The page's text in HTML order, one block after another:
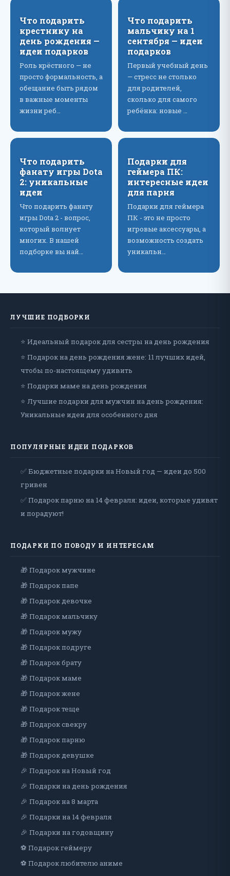
Что подарить
крестнику на
день рождения —
идеи подарков
Роль крёстного — не
просто формальность, а
обещание быть рядом
в важные моменты
жизни реб…
Что подарить
мальчику на 1
сентября — идеи
подарков
Первый учебный день
— стресс не столько
для родителей,
сколько для самого
ребёнка: новые …
Что подарить
фанату игры Dota
2: уникальные
идеи
Что подарить фанату
игры Dota 2 - вопрос,
который волнует
многих. В нашей
подборке вы най…
Подарки для
геймера ПК:
интересные идеи
для парня
Подарки для геймера
ПК - это не просто
игровые аксессуары, а
возможность создать
уникальн…
ЛУЧШИЕ ПОДБОРКИ
⭐ Идеальный подарок для сестры на день рождения
⭐ Подарок на день рождения жене: 11 лучших идей,
чтобы по-настоящему удивить
⭐ Подарки маме на день рождения
⭐ Лучшие подарки для мужчин на день рождения:
Уникальные идеи для особенного дня
ПОПУЛЯРНЫЕ ИДЕИ ПОДАРКОВ
✅ Бюджетные подарки на Новый год — идеи до 500
гривен
✅ Подарок парню на 14 февраля: идеи, которые удивят
и порадуют!
ПОДАРКИ ПО ПОВОДУ И ИНТЕРЕСАМ
🎁 Подарок мужчине
🎁 Подарок папе
🎁 Подарок девочке
🎁 Подарок мальчику
🎁 Подарок мужу
🎁 Подарок подруге
🎁 Подарок брату
🎁 Подарок маме
🎁 Подарок жене
🎁 Подарок теще
🎁 Подарок свекру
🎁 Подарок парню
🎁 Подарок девушке
🎉 Подарок на Новый год
🎉 Подарки на день рождения
🎉 Подарок на 8 марта
🎉 Подарки на 14 февраля
🎉 Подарки на годовщину
⚽ Подарок геймеру
⚽ Подарок любителю аниме